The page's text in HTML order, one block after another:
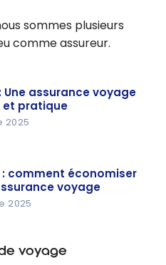
sommes plusieurs
comme assureur.
Une assurance voyage
pratique
2025
: comment économiser
voyage
2025
voyage